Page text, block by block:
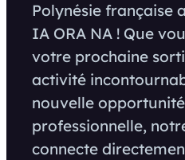
Polynésie française
IA ORA NA ! Que
votre prochaine
activité
nouvelle opportunité
professionnelle,
connecte